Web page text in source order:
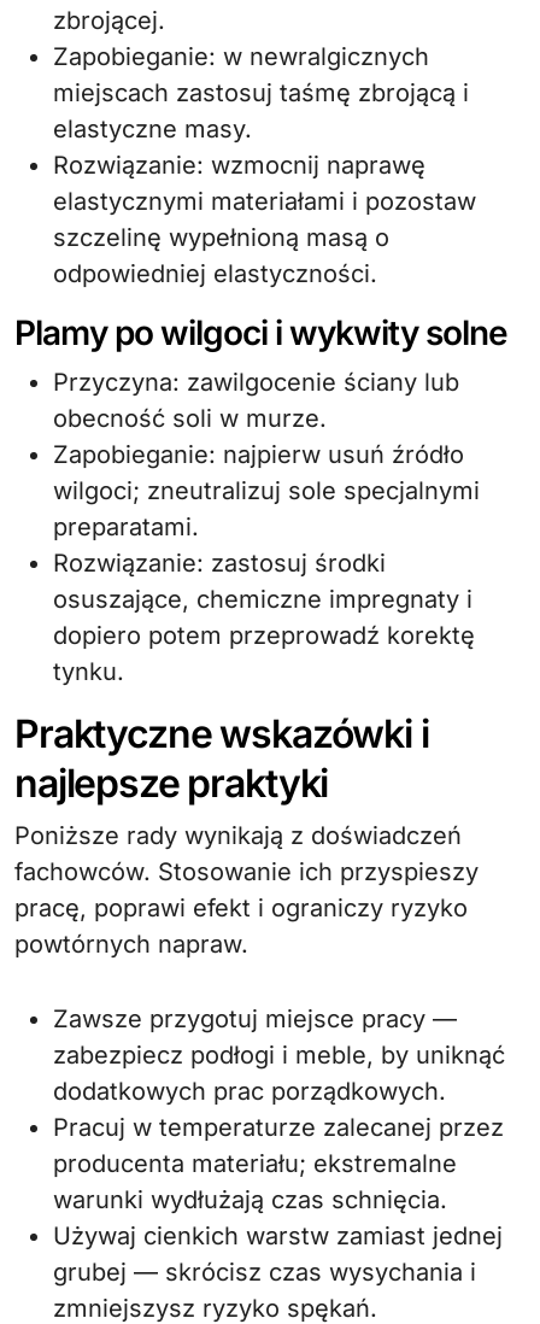
zbrojącej.
Zapobieganie: w newralgicznych
miejscach zastosuj taśmę zbrojącą i
elastyczne masy.
Rozwiązanie: wzmocnij naprawę
elastycznymi materiałami i pozostaw
szczelinę wypełnioną masą o
odpowiedniej elastyczności.
Plamy po wilgoci i wykwity solne
Przyczyna: zawilgocenie ściany lub
obecność soli w murze.
Zapobieganie: najpierw usuń źródło
wilgoci; zneutralizuj sole specjalnymi
preparatami.
Rozwiązanie: zastosuj środki
osuszające, chemiczne impregnaty i
dopiero potem przeprowadź korektę
tynku.
Praktyczne wskazówki i
najlepsze praktyki
Poniższe rady wynikają z doświadczeń
fachowców. Stosowanie ich przyspieszy
pracę, poprawi efekt i ograniczy ryzyko
powtórnych napraw.
Zawsze przygotuj miejsce pracy —
zabezpiecz podłogi i meble, by uniknąć
dodatkowych prac porządkowych.
Pracuj w temperaturze zalecanej przez
producenta materiału; ekstremalne
warunki wydłużają czas schnięcia.
Używaj cienkich warstw zamiast jednej
grubej — skrócisz czas wysychania i
zmniejszysz ryzyko spękań.